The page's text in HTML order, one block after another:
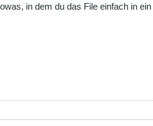
in dem du das File einfach in